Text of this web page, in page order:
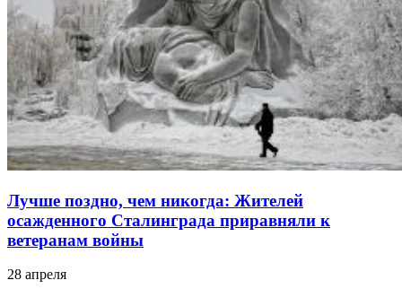
Лучше поздно, чем никогда: Жителей
осажденного Сталинграда приравняли к
ветеранам войны
28 апреля